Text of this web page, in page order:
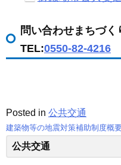
問い合わせまちづく
TEL:0550-82-4216
Posted in 公共交通
投
建築物等の地震対策補助制度概
公共交通